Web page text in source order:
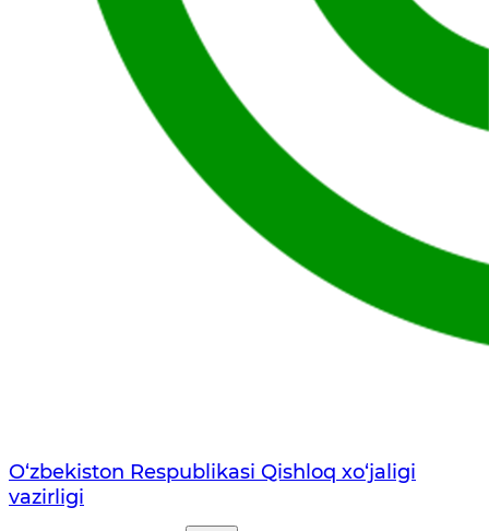
O‘zbekiston Respublikasi Qishloq хo‘jаligi
vаzirligi